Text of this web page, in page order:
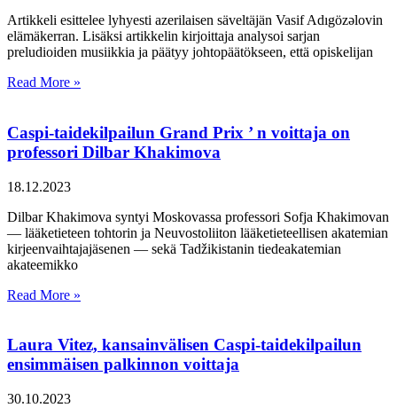
Artikkeli esittelee lyhyesti azerilaisen säveltäjän Vasif Adıgözəlovin
elämäkerran. Lisäksi artikkelin kirjoittaja analysoi sarjan
preludioiden musiikkia ja päätyy johtopäätökseen, että opiskelijan
Read More »
Caspi-taidekilpailun Grand Prix ’ n voittaja on
professori Dilbar Khakimova
18.12.2023
Dilbar Khakimova syntyi Moskovassa professori Sofja Khakimovan
— lääketieteen tohtorin ja Neuvostoliiton lääketieteellisen akatemian
kirjeenvaihtajajäsenen — sekä Tadžikistanin tiedeakatemian
akateemikko
Read More »
Laura Vitez, kansainvälisen Caspi-taidekilpailun
ensimmäisen palkinnon voittaja
30.10.2023